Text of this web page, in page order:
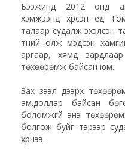
Бээжинд 2012 онд
хэмжээнд хүрсэн үед
талаар судалж эхэлсэн
түүний олж мэдсэн
аргаар, хямд зардлаар
төхөөрөмж байсан юм.
Зах зээл дээрх
ам.доллар байсан
боломжгүй энэ
болгож буйг тэрээр
хүрчээ.